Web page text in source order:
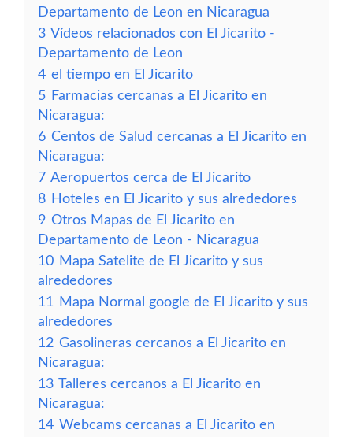
Departamento de Leon en Nicaragua
3 Vídeos relacionados con El Jicarito -
Departamento de Leon
4 el tiempo en El Jicarito
5 Farmacias cercanas a El Jicarito en
Nicaragua:
6 Centos de Salud cercanas a El Jicarito en
Nicaragua:
7 Aeropuertos cerca de El Jicarito
8 Hoteles en El Jicarito y sus alrededores
9 Otros Mapas de El Jicarito en
Departamento de Leon - Nicaragua
10 Mapa Satelite de El Jicarito y sus
alrededores
11
Mapa Normal google de El Jicarito y sus
alrededores
12 Gasolineras cercanos a El Jicarito en
Nicaragua:
13 Talleres cercanos a El Jicarito en
Nicaragua:
14 Webcams cercanas a El Jicarito en